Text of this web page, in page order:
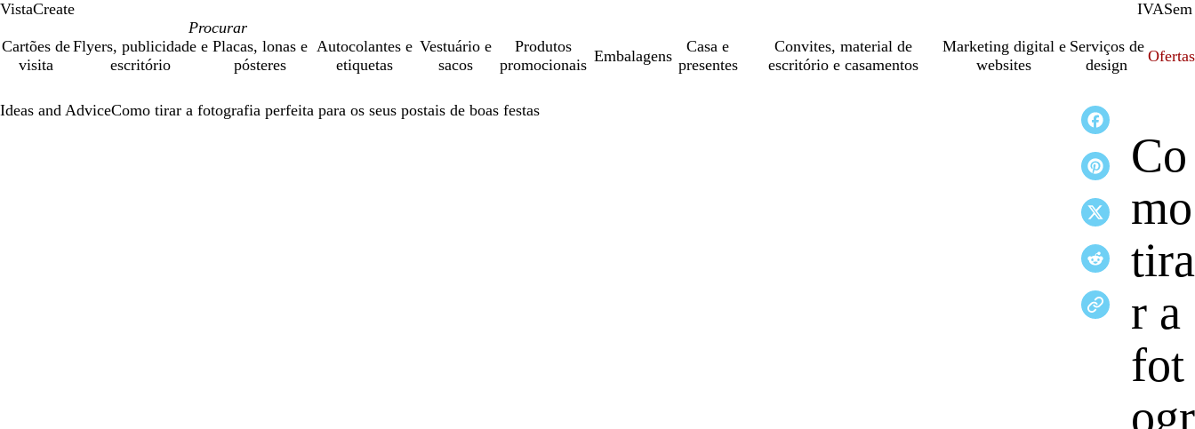
VistaCreate IVACom
Sem
Cartões de
visita
Flyers, publicidade e
escritório
Placas, lonas e
pósteres
Autocolantes e
etiquetas
Vestuário e
sacos
Produtos
promocionais
Embalagens
Casa e
presentes
Convites, material de
escritório e casamentos
Marketing digital e
websites
Serviços de
design
Ofertas
Ideas and AdviceComo tirar a fotografia perfeita para os seus postais de boas festas
Co
mo
tira
r a
fot
ogr